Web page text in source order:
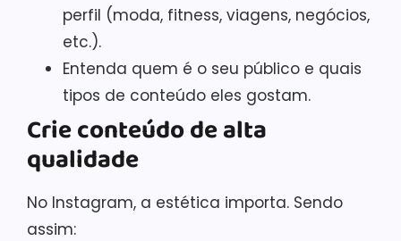
perfil (moda, fitness, viagens, negócios,
etc.).
Entenda quem é o seu público e quais
tipos de conteúdo eles gostam.
Crie conteúdo de alta
qualidade
No Instagram, a estética importa. Sendo
assim: